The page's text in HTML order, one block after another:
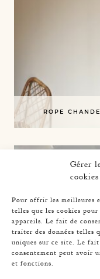
Gérer
cookies
Pour offrir les meilleures
telles que les cookies
appareils. Le fait de
traiter des données telles
uniques sur ce site. Le
consentement peut avoir
et fonctions.
ROPE